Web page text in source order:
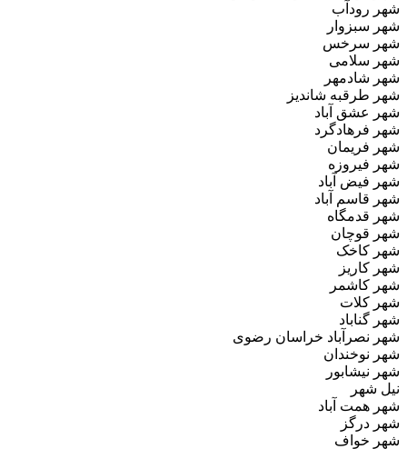
شهر رودآب
شهر سبزوار
شهر سرخس
شهر سلامی
شهر شادمهر
شهر طرقبه شاندیز
شهر عشق آباد
شهر فرهادگرد
شهر فریمان
شهر فیروزه
شهر فیض‌ آباد
شهر قاسم‌ آباد
شهر قدمگاه
شهر قوچان
شهر کاخک
شهر کاریز
شهر کاشمر
شهر کلات
شهر گناباد
شهر نصرآباد خراسان رضوی
شهر نوخندان
شهر نیشابور
نیل شهر
شهر همت آباد
شهر درگز
شهر خواف